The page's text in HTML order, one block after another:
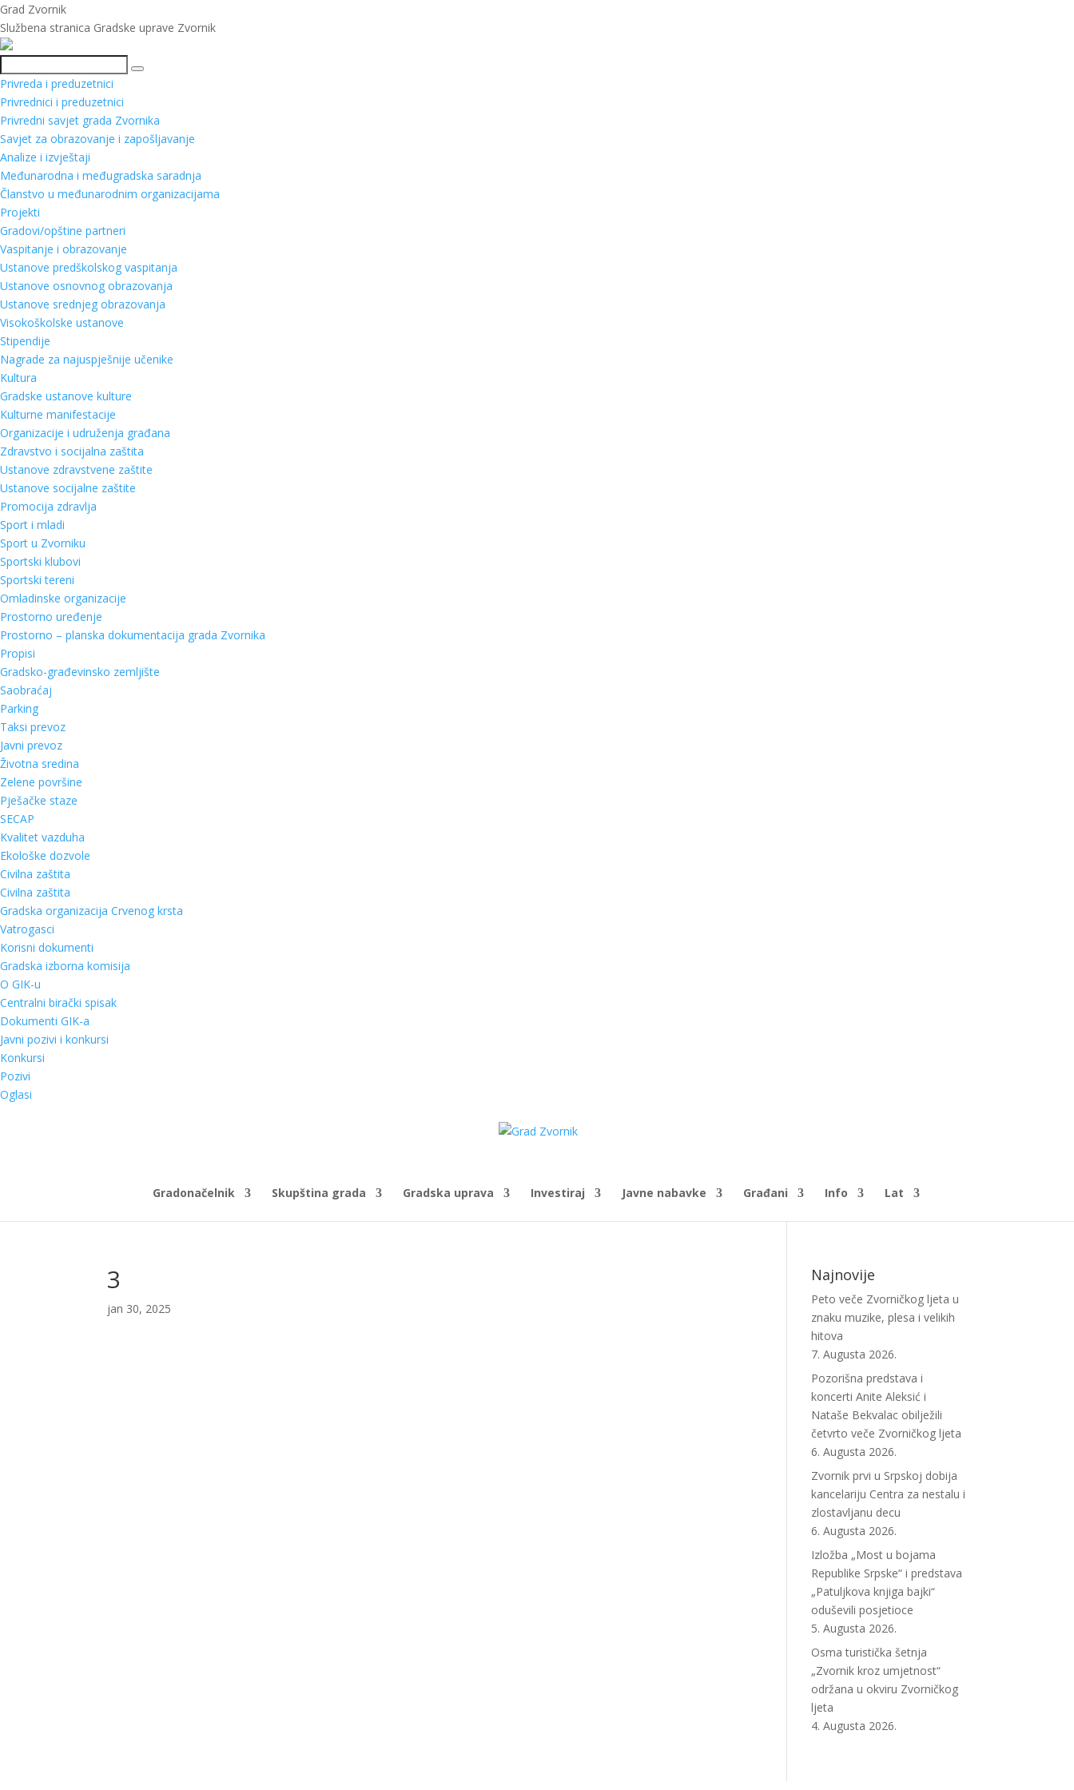
Grad Zvornik
Službena stranica Gradske uprave Zvornik
Pretraga
Privreda i preduzetnici
Privrednici i preduzetnici
Privredni savjet grada Zvornika
Savjet za obrazovanje i zapošljavanje
Analize i izvještaji
Međunarodna i međugradska saradnja
Članstvo u međunarodnim organizacijama
Projekti
Gradovi/opštine partneri
Vaspitanje i obrazovanje
Ustanove predškolskog vaspitanja
Ustanove osnovnog obrazovanja
Ustanove srednjeg obrazovanja
Visokoškolske ustanove
Stipendije
Nagrade za najuspješnije učenike
Kultura
Gradske ustanove kulture
Kulturne manifestacije
Organizacije i udruženja građana
Zdravstvo i socijalna zaštita
Ustanove zdravstvene zaštite
Ustanove socijalne zaštite
Promocija zdravlja
Sport i mladi
Sport u Zvorniku
Sportski klubovi
Sportski tereni
Omladinske organizacije
Prostorno uređenje
Prostorno – planska dokumentacija grada Zvornika
Propisi
Gradsko-građevinsko zemljište
Saobraćaj
Parking
Taksi prevoz
Javni prevoz
Životna sredina
Zelene površine
Pješačke staze
SECAP
Kvalitet vazduha
Ekološke dozvole
Civilna zaštita
Civilna zaštita
Gradska organizacija Crvenog krsta
Vatrogasci
Korisni dokumenti
Gradska izborna komisija
O GIK-u
Centralni birački spisak
Dokumenti GIK-a
Javni pozivi i konkursi
Konkursi
Pozivi
Oglasi
Gradonačelnik Skupština grada Gradska uprava Investiraj Javne nabavke Građani Info Lat
3
jan 30, 2025
Najnovije
Peto veče Zvorničkog ljeta u
znaku muzike, plesa i velikih
hitova
7. Augusta 2026.
Pozorišna predstava i
koncerti Anite Aleksić i
Nataše Bekvalac obilježili
četvrto veče Zvorničkog ljeta
6. Augusta 2026.
Zvornik prvi u Srpskoj dobija
kancelariju Centra za nestalu i
zlostavljanu decu
6. Augusta 2026.
Izložba „Most u bojama
Republike Srpske“ i predstava
„Patuljkova knjiga bajki“
oduševili posjetioce
5. Augusta 2026.
Osma turistička šetnja
„Zvornik kroz umjetnost“
održana u okviru Zvorničkog
ljeta
4. Augusta 2026.